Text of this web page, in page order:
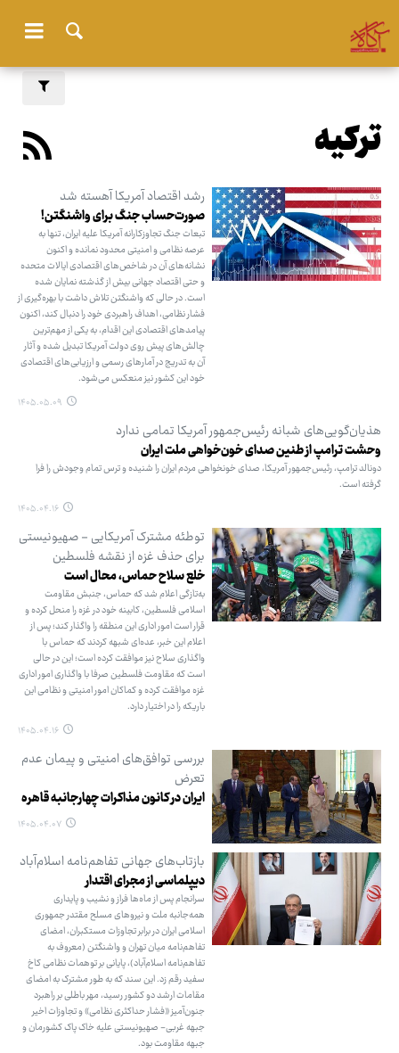
ترکیه
رشد اقتصاد آمریکا آهسته شد
صورت‌حساب جنگ برای واشنگتن!
تبعات جنگ تجاوزکارانه آمریکا علیه ایران، تنها به
عرصه نظامی و امنیتی محدود نمانده و اکنون
نشانه‌های آن در شاخص‌های اقتصادی ایالات متحده
و حتی اقتصاد جهانی بیش از گذشته نمایان شده
است. در حالی که واشنگتن تلاش داشت با بهره‌گیری از
فشار نظامی، اهداف راهبردی خود را دنبال کند، اکنون
پیامدهای اقتصادی این اقدام، به یکی از مهم‌ترین
چالش‌های پیش روی دولت آمریکا تبدیل شده و آثار
آن به تدریج در آمارهای رسمی و ارزیابی‌های اقتصادی
خود این کشور نیز منعکس می‌شود.
۱۴۰۵.۰۵.۰۹
هذیان‌گویی‌های شبانه رئیس‌جمهور آمریکا تمامی ندارد
وحشت ترامپ از طنین صدای خون‌خواهی ملت ایران
دونالد ترامپ، رئیس‌جمهور آمریکا، صدای خونخواهی مردم ایران را شنیده و ترس تمام وجودش را فرا
گرفته است.
۱۴۰۵.۰۴.۱۶
توطئه مشترک آمریکایی - صهیونیستی
برای حذف غزه از نقشه فلسطین
خلع سلاح حماس، محال است
به‌تازگی اعلام شد که حماس، جنبش مقاومت
اسلامی فلسطین، کابینه خود در غزه را منحل کرده و
قرار است امور اداری این منطقه را واگذار کند؛ پس از
اعلام این خبر، عده‌ای شبهه کردند که حماس با
واگذاری سلاح نیز موافقت کرده است؛ این در حالی
است که مقاومت فلسطین صرفا با واگذاری امور اداری
غزه موافقت کرده و کماکان امور امنیتی و نظامی این
باریکه را در اختیار دارد.
۱۴۰۵.۰۴.۱۶
بررسی توافق‌های امنیتی و پیمان عدم
تعرض
ایران در کانون مذاکرات چهارجانبه قاهره
۱۴۰۵.۰۴.۰۷
بازتاب‌های جهانی تفاهم‌نامه اسلام‌آباد
دیپلماسی از مجرای اقتدار
سرانجام پس از ماه‌ها فراز و نشیب و پایداری
همه‌جانبه ملت و نیروهای مسلح مقتدر جمهوری
اسلامی ایران در برابر تجاوزات مستکبران، امضای
تفاهم‌نامه میان تهران و واشنگتن (معروف به
تفاهم‌نامه اسلام‌آباد)، پایانی بر توهمات نظامی کاخ
سفید رقم زد. این سند که به طور مشترک به امضای
مقامات ارشد دو کشور رسید، مهر باطلی بر راهبرد
جنون‌آمیز «فشار حداکثری نظامی» و تجاوزات اخیر
جبهه غربی- صهیونیستی علیه خاک پاک کشورمان و
جبهه مقاومت بود.